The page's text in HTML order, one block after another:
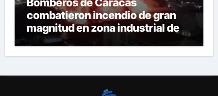
Bomberos de Caracas
combatieron incendio de gran
magnitud en zona industrial de El
Llanito